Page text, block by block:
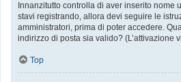
Innanzitutto controlla di aver inserito
stavi registrando, allora devi seguire le
amministratori, prima di poter accedere.
indirizzo di posta sia valido? (L’attivazione
Top